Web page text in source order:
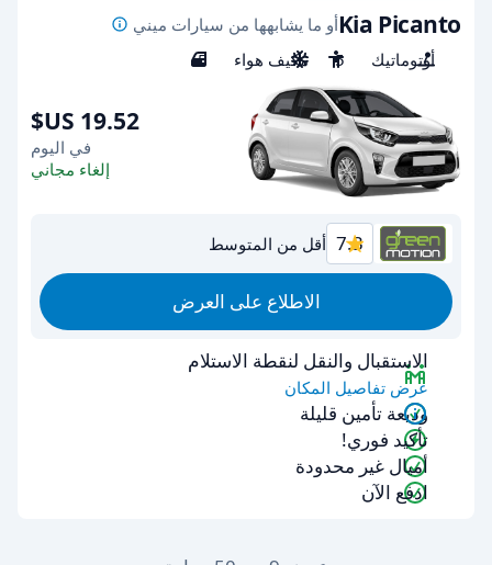
Kia Picantoأو ما يشابهها من سيارات ميني
أوتوماتيك
5 مكيف هواء 5
في اليوم
إلغاء مجاني
7.3 أقل من المتوسط
الاطلاع على العرض
الاستقبال والنقل لنقطة الاستلام
عرض تفاصيل المكان
وديعة تأمين قليلة
تأكيد فوري!
أميال غير محدودة
ادفع الآن